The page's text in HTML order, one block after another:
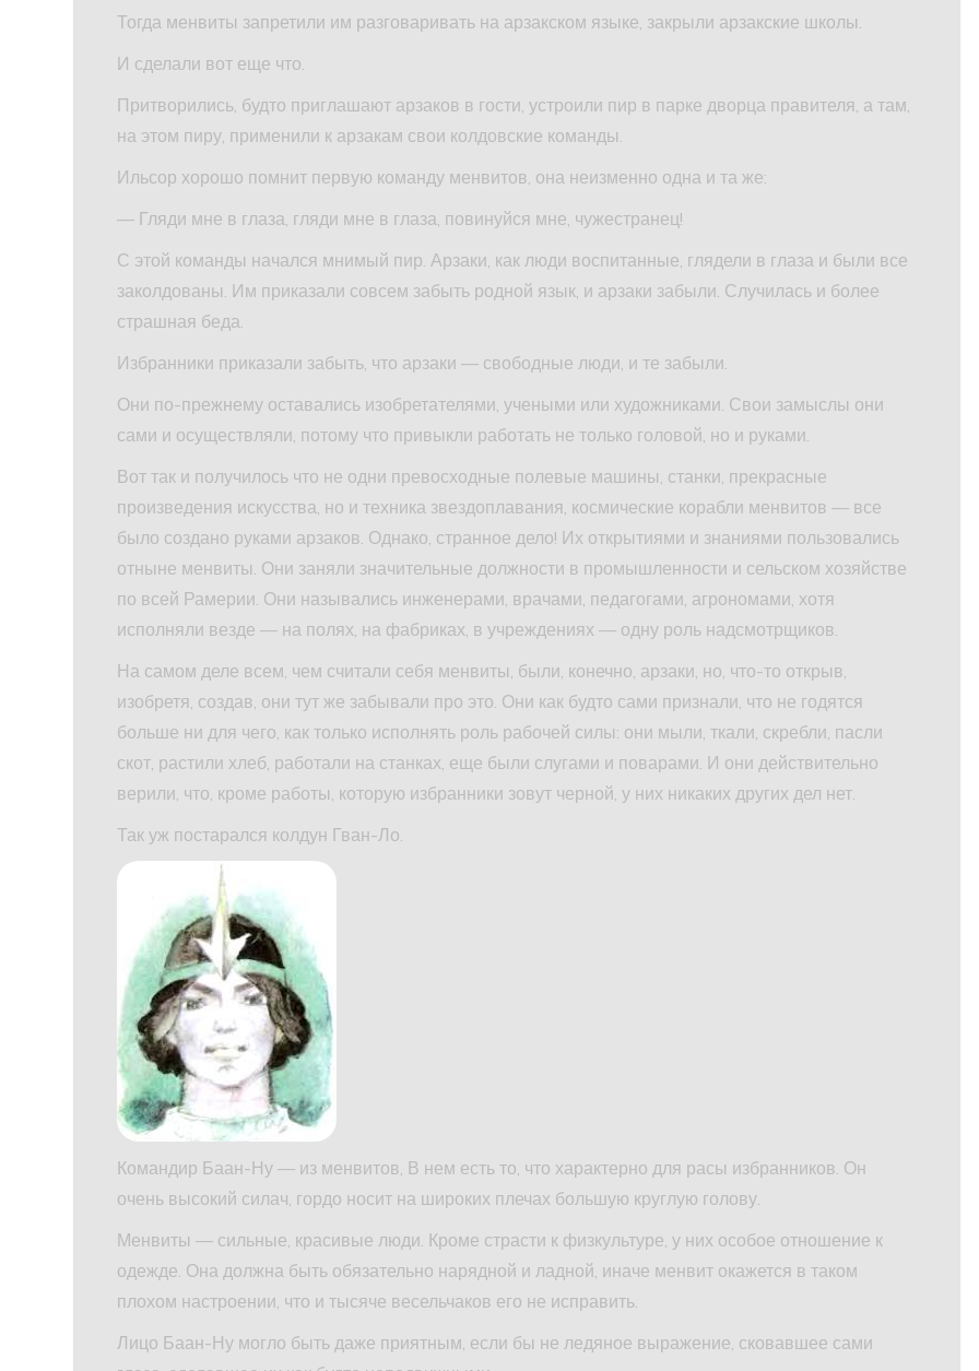
Тогда менвиты запретили им разговаривать на арзакском языке, закрыли арзакские школы.
И сделали вот еще что.
Притворились, будто приглашают арзаков в гости, устроили пир в парке дворца правителя, а там,
на этом пиру, применили к арзакам свои колдовские команды.
Ильсор хорошо помнит первую команду менвитов, она неизменно одна и та же:
— Гляди мне в глаза, гляди мне в глаза, повинуйся мне, чужестранец!
С этой команды начался мнимый пир. Арзаки, как люди воспитанные, глядели в глаза и были все
заколдованы. Им приказали совсем забыть родной язык, и арзаки забыли. Случилась и более
страшная беда.
Избранники приказали забыть, что арзаки — свободные люди, и те забыли.
Они по-прежнему оставались изобретателями, учеными или художниками. Свои замыслы они
сами и осуществляли, потому что привыкли работать не только головой, но и руками.
Вот так и получилось что не одни превосходные полевые машины, станки, прекрасные
произведения искусства, но и техника звездоплавания, космические корабли менвитов — все
было создано руками арзаков. Однако, странное дело! Их открытиями и знаниями пользовались
отныне менвиты. Они заняли значительные должности в промышленности и сельском хозяйстве
по всей Рамерии. Они назывались инженерами, врачами, педагогами, агрономами, хотя
исполняли везде — на полях, на фабриках, в учреждениях — одну роль надсмотрщиков.
На самом деле всем, чем считали себя менвиты, были, конечно, арзаки, но, что-то открыв,
изобретя, создав, они тут же забывали про это. Они как будто сами признали, что не годятся
больше ни для чего, как только исполнять роль рабочей силы: они мыли, ткали, скребли, пасли
скот, растили хлеб, работали на станках, еще были слугами и поварами. И они действительно
верили, что, кроме работы, которую избранники зовут черной, у них никаких других дел нет.
Так уж постарался колдун Гван-Ло.
Командир Баан-Ну — из менвитов, В нем есть то, что характерно для расы избранников. Он
очень высокий силач, гордо носит на широких плечах большую круглую голову.
Менвиты — сильные, красивые люди. Кроме страсти к физкультуре, у них особое отношение к
одежде. Она должна быть обязательно нарядной и ладной, иначе менвит окажется в таком
плохом настроении, что и тысяче весельчаков его не исправить.
Лицо Баан-Ну могло быть даже приятным, если бы не ледяное выражение, сковавшее сами